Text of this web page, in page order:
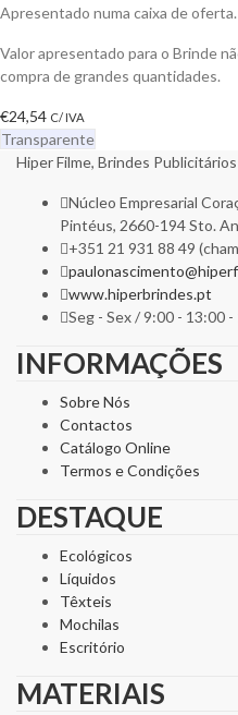
Apresentado numa caixa de oferta.
Valor apresentado para o Brinde
compra de grandes quantidades.
€24,54 C/ IVA
Transparente
Hiper Filme, Brindes Publicitários
Núcleo Empresarial
Pintéus, 2660-194 Sto.
+351 21 931 88 49
www.hiperbrindes.pt
Seg - Sex / 9:00 - 13:00
INFORMAÇÕES
Sobre Nós
Contactos
Catálogo Online
Termos e Condições
DESTAQUE
Ecológicos
Líquidos
Têxteis
Mochilas
Escritório
MATERIAIS